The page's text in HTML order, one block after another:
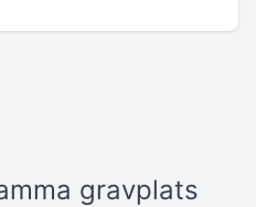
gravplats